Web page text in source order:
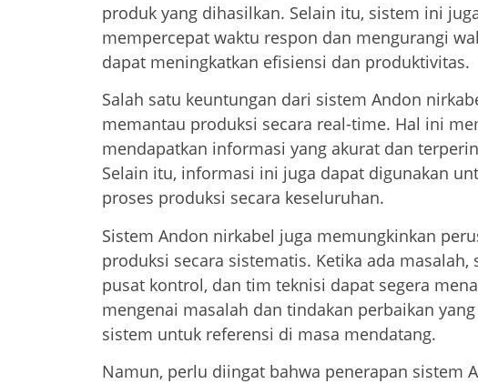
produk yang dihasilkan. Selain itu, sistem ini
mempercepat waktu respon dan mengurangi
dapat meningkatkan efisiensi dan produktivitas.
Salah satu keuntungan dari sistem Andon
memantau produksi secara real-time. Hal ini
mendapatkan informasi yang akurat dan
Selain itu, informasi ini juga dapat digunakan
proses produksi secara keseluruhan.
Sistem Andon nirkabel juga memungkinkan
produksi secara sistematis. Ketika ada
pusat kontrol, dan tim teknisi dapat segera
mengenai masalah dan tindakan perbaikan
sistem untuk referensi di masa mendatang.
Namun, perlu diingat bahwa penerapan sistem